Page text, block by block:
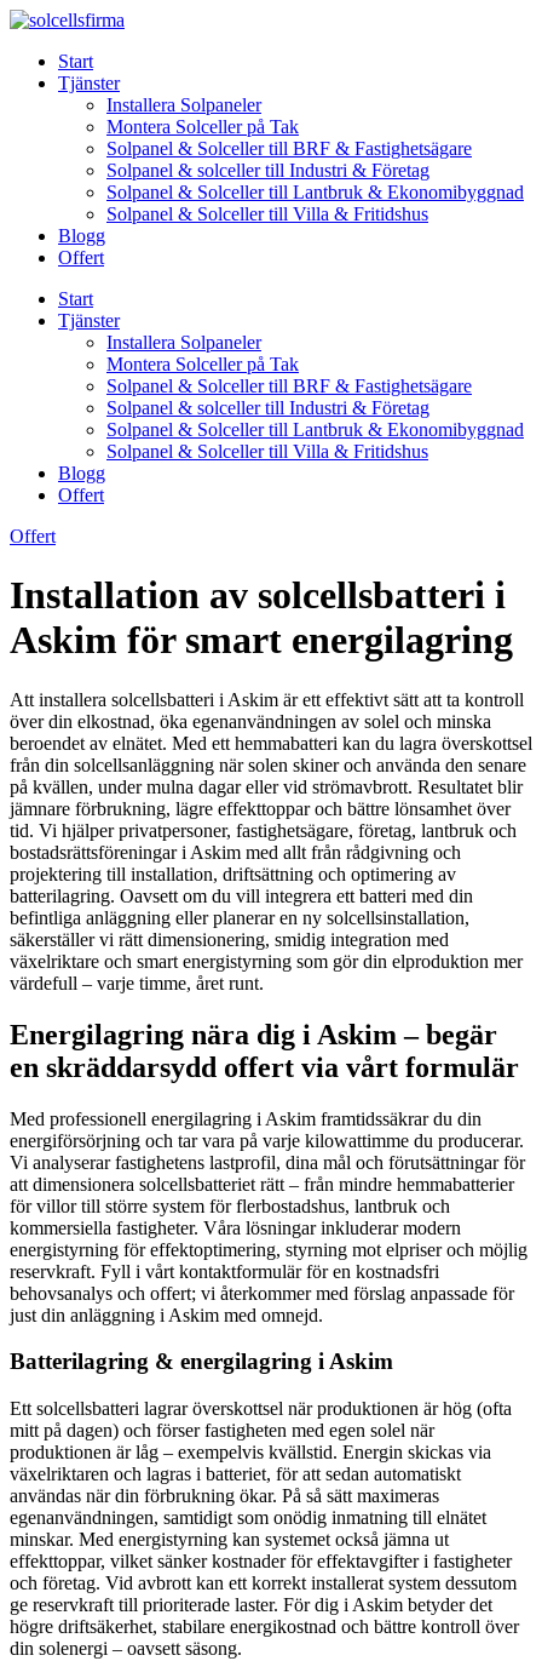
Skip
contentStart
Tjänster
Installera Solpaneler
Montera Solceller på Tak
Solpanel & Solceller till BRF & Fastighetsägare
Solpanel & solceller till Industri & Företag
Solpanel & Solceller till Lantbruk & Ekonomibyggnad
Solpanel & Solceller till Villa & Fritidshus
Blogg
Offert
Start
Tjänster
Installera Solpaneler
Montera Solceller på Tak
Solpanel & Solceller till BRF & Fastighetsägare
Solpanel & solceller till Industri & Företag
Solpanel & Solceller till Lantbruk & Ekonomibyggnad
Solpanel & Solceller till Villa & Fritidshus
Blogg
Offert
Offert
Installation av solcellsbatteri i
Askim för smart energilagring
Att installera solcellsbatteri i Askim är ett effektivt sätt att ta kontroll
över din elkostnad, öka egenanvändningen av solel och minska
beroendet av elnätet. Med ett hemmabatteri kan du lagra överskottsel
från din solcellsanläggning när solen skiner och använda den senare
på kvällen, under mulna dagar eller vid strömavbrott. Resultatet blir
jämnare förbrukning, lägre effekttoppar och bättre lönsamhet över
tid. Vi hjälper privatpersoner, fastighetsägare, företag, lantbruk och
bostadsrättsföreningar i Askim med allt från rådgivning och
projektering till installation, driftsättning och optimering av
batterilagring. Oavsett om du vill integrera ett batteri med din
befintliga anläggning eller planerar en ny solcellsinstallation,
säkerställer vi rätt dimensionering, smidig integration med
växelriktare och smart energistyrning som gör din elproduktion mer
värdefull – varje timme, året runt.
Energilagring nära dig i Askim – begär
en skräddarsydd offert via vårt formulär
Med professionell energilagring i Askim framtidssäkrar du din
energiförsörjning och tar vara på varje kilowattimme du producerar.
Vi analyserar fastighetens lastprofil, dina mål och förutsättningar för
att dimensionera solcellsbatteriet rätt – från mindre hemmabatterier
för villor till större system för flerbostadshus, lantbruk och
kommersiella fastigheter. Våra lösningar inkluderar modern
energistyrning för effektoptimering, styrning mot elpriser och möjlig
reservkraft. Fyll i vårt kontaktformulär för en kostnadsfri
behovsanalys och offert; vi återkommer med förslag anpassade för
just din anläggning i Askim med omnejd.
Batterilagring & energilagring i Askim
Ett solcellsbatteri lagrar överskottsel när produktionen är hög (ofta
mitt på dagen) och förser fastigheten med egen solel när
produktionen är låg – exempelvis kvällstid. Energin skickas via
växelriktaren och lagras i batteriet, för att sedan automatiskt
användas när din förbrukning ökar. På så sätt maximeras
egenanvändningen, samtidigt som onödig inmatning till elnätet
minskar. Med energistyrning kan systemet också jämna ut
effekttoppar, vilket sänker kostnader för effektavgifter i fastigheter
och företag. Vid avbrott kan ett korrekt installerat system dessutom
ge reservkraft till prioriterade laster. För dig i Askim betyder det
högre driftsäkerhet, stabilare energikostnad och bättre kontroll över
din solenergi – oavsett säsong.